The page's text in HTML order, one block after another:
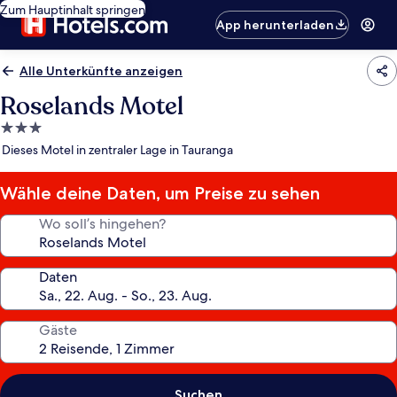
Zum Hauptinhalt springen
App herunterladen
Alle Unterkünfte anzeigen
Roselands Motel
3.0-
Sterne-
Dieses Motel in zentraler Lage in Tauranga
Wähle deine Daten, um Preise zu sehen
Wo soll’s hingehen?
Daten
Gäste